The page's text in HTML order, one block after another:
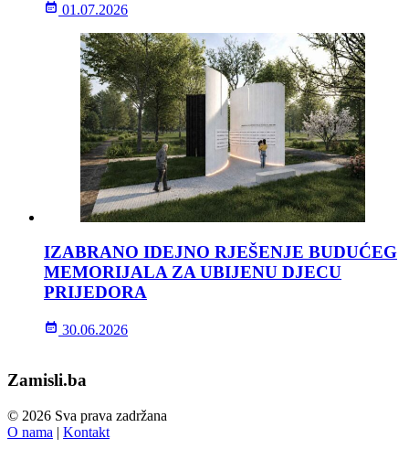
01.07.2026
IZABRANO IDEJNO RJEŠENJE BUDUĆEG
MEMORIJALA ZA UBIJENU DJECU
PRIJEDORA
30.06.2026
Zamisli.ba
© 2026 Sva prava zadržana
O nama | Kontakt